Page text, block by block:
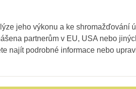
jeho výkonu a ke shromažďování
partnerům v EU, USA nebo
najít podrobné informace nebo